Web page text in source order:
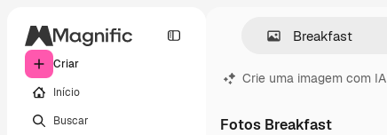
Criar
Início
Buscar
Crie uma imagem com IA
Fotos Breakfast